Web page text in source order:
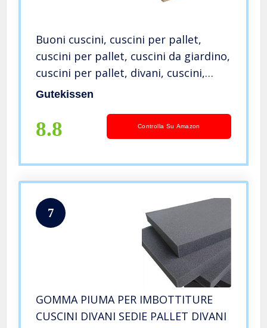
Buoni cuscini, cuscini per pallet,
cuscini per pallet, cuscini da giardino,
cuscini per pallet, divani, cuscini,
cuscini, cuscini per interni ed esterni
Grafite)
Gutekissen
8.8 Controlla Su Amazon
7
GOMMA PIUMA PER IMBOTTITURE
CUSCINI DIVANI SEDIE PALLET DIVANI